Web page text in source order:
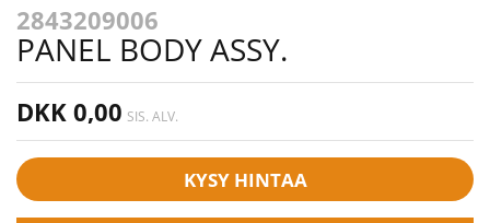
2843209006
PANEL BODY ASSY.
DKK 0,00 SIS. ALV.
KYSY HINTAA